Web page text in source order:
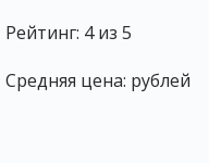
Рейтинг: 4 из 5
Средняя цена: рублей